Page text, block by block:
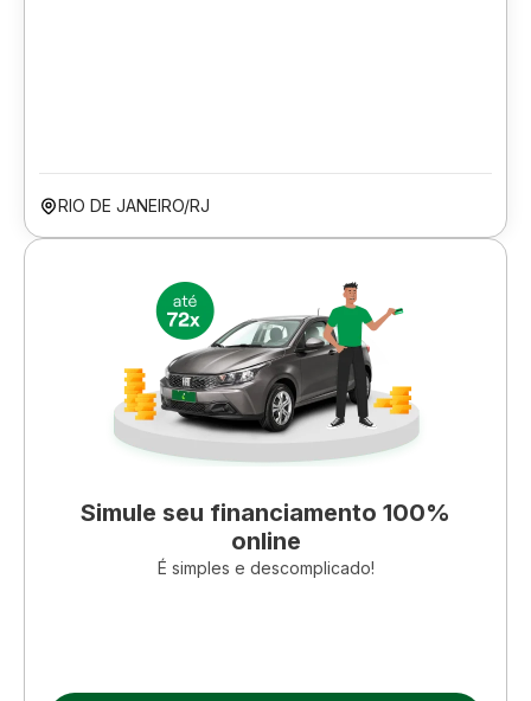
RIO DE JANEIRO/RJ
Simule seu financiamento 100%
online
É simples e descomplicado!